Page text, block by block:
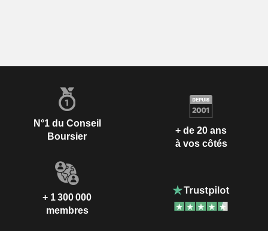
N°1 du Conseil
Boursier
+ de 20 ans
à vos côtés
+ 1 300 000
membres